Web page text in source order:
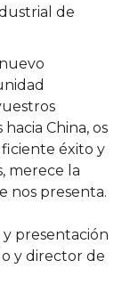
de
China, os
éxito y
merece la
nos presenta.
y presentación
y director de